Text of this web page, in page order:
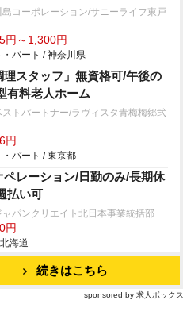
コーポレーション/サニーライフ東戸
円～1,300円
パート / 神奈川県
理スタッフ」無資格可/午後の
有料老人ホーム
トパートナー/ラヴィスタ青梅梅郷弐
円
パート / 東京都
ペレーション/日勤のみ/長期休
払い可
パンクリエイト北日本事業統括部
円
海道
続きはこちら
sponsored by 求人ボックス